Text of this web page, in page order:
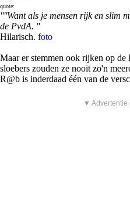
quote:
''''Want als je mensen rijk en slim
de PvdA. ''
Hilarisch. foto
Maar er stemmen ook rijken op
sloebers zouden ze nooit zo'n
R@b is inderdaad één van de
▼ Advertentie